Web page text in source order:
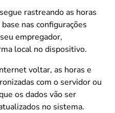
rastreando as horas
nas configurações
empregador,
local no dispositivo.
voltar, as horas e
com o servidor ou
os dados vão ser
no sistema.